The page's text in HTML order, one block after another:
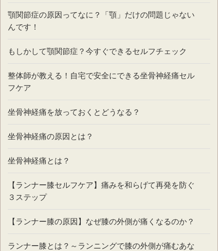
顎関節症の原因ってなに？「顎」だけの問題じゃない
んです！
もしかして顎関節症？今すぐできるセルフチェック
整体師が教える！自宅で安全にできる坐骨神経痛セル
フケア
坐骨神経痛を放っておくとどうなる？
坐骨神経痛の原因とは？
坐骨神経痛とは？
【ランナー膝セルフケア】痛みを和らげて再発を防ぐ
３ステップ
【ランナー膝の原因】なぜ膝の外側が痛くなるのか？
ランナー膝とは？～ランニングで膝の外側が痛むあな